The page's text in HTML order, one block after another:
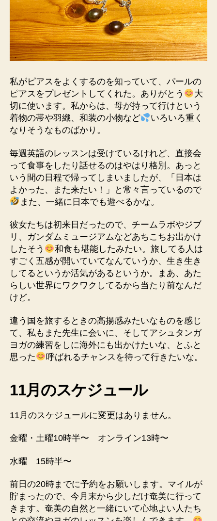
私がピアスをよくするのを知っていて、パールの
ピアスをプレゼントしてくれた。ありがとう
大
切に使います。私からは、母が持って行けという
着物の帯や羽織、和装の小物など
いろいろ重く
なりそうなものばかり。
毎週英語のレッスンは受けているけれど、直接会
って食事をしたり話せるのはやはり格別。あっと
いう間の日程で帰ってしまいましたが、「日本は
よかった、また来たい！」と常々言っているので
また、一緒に日本でも遊べるかな。
彼女たちは初来日だったので、チームラボやジブ
リ、ガンダムミュージアムなどあちこちお出かけ
したそう
和食も堪能したみたい。旅してる人は
すごく五感が開いていてなんていうか、生き生き
してるというか活気があるというか。まあ、あた
らしい世界にワクワクしてるから当たり前なんだ
けど。
違う国を旅するときの高揚感みたいなものを感じ
て、私もまた先生に会いに、そしてアシュタンガ
ヨガの練習をしに海外にも出かけたいな、とふと
思った
呼ばれるチャンスを待って行きたいな。
11月のスケジュール
11月のスケジュールに変更はありません。
金曜・土曜10時半〜 オンライン13時〜
水曜 15時半〜
前日の20時までに予約をお願いします。マイルが
貯まったので、今月末から少しだけ奄美に行って
きます。奄美の自然と一緒にいて心地よい人たち